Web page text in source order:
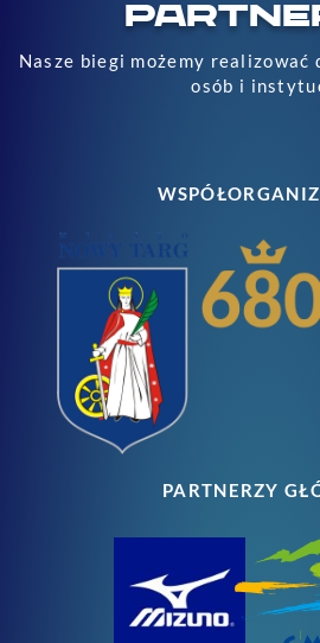
Nasze biegi możemy
osób i
PARTNERZY